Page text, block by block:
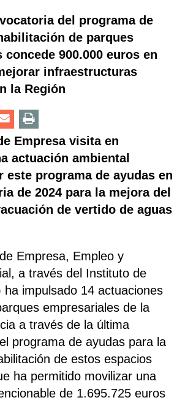
del programa de
de parques
concede 900.000 euros en
infraestructuras
la Región
Empresa visita en
actuación ambiental
este programa de ayudas en
de 2024 para la mejora del
de vertido de aguas
Empresa, Empleo y
a través del Instituto de
impulsado 14 actuaciones
empresariales de la
a través de la última
programa de ayudas para la
de estos espacios
ha permitido movilizar una
de 1.695.725 euros